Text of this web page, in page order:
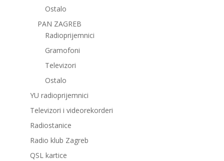
Ostalo
PAN ZAGREB
Radioprijemnici
Gramofoni
Televizori
Ostalo
YU radioprijemnici
Televizori i videorekorderi
Radiostanice
Radio klub Zagreb
QSL kartice